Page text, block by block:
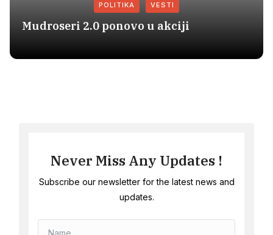
POLITIKA VESTI
Mudroseri 2.0 ponovo u akciji
Never Miss Any Updates !
Subscribe our newsletter for the latest news and
updates.